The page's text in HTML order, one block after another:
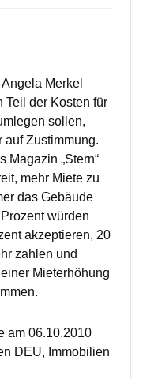
Merkel
Teil der Kosten für
sollen,
auf Zustimmung.
Magazin „Stern“
mehr Miete zu
das Gebäude
würden
akzeptieren, 20
zahlen und
Mieterhöhung
am 06.10.2010
DEU, Immobilien